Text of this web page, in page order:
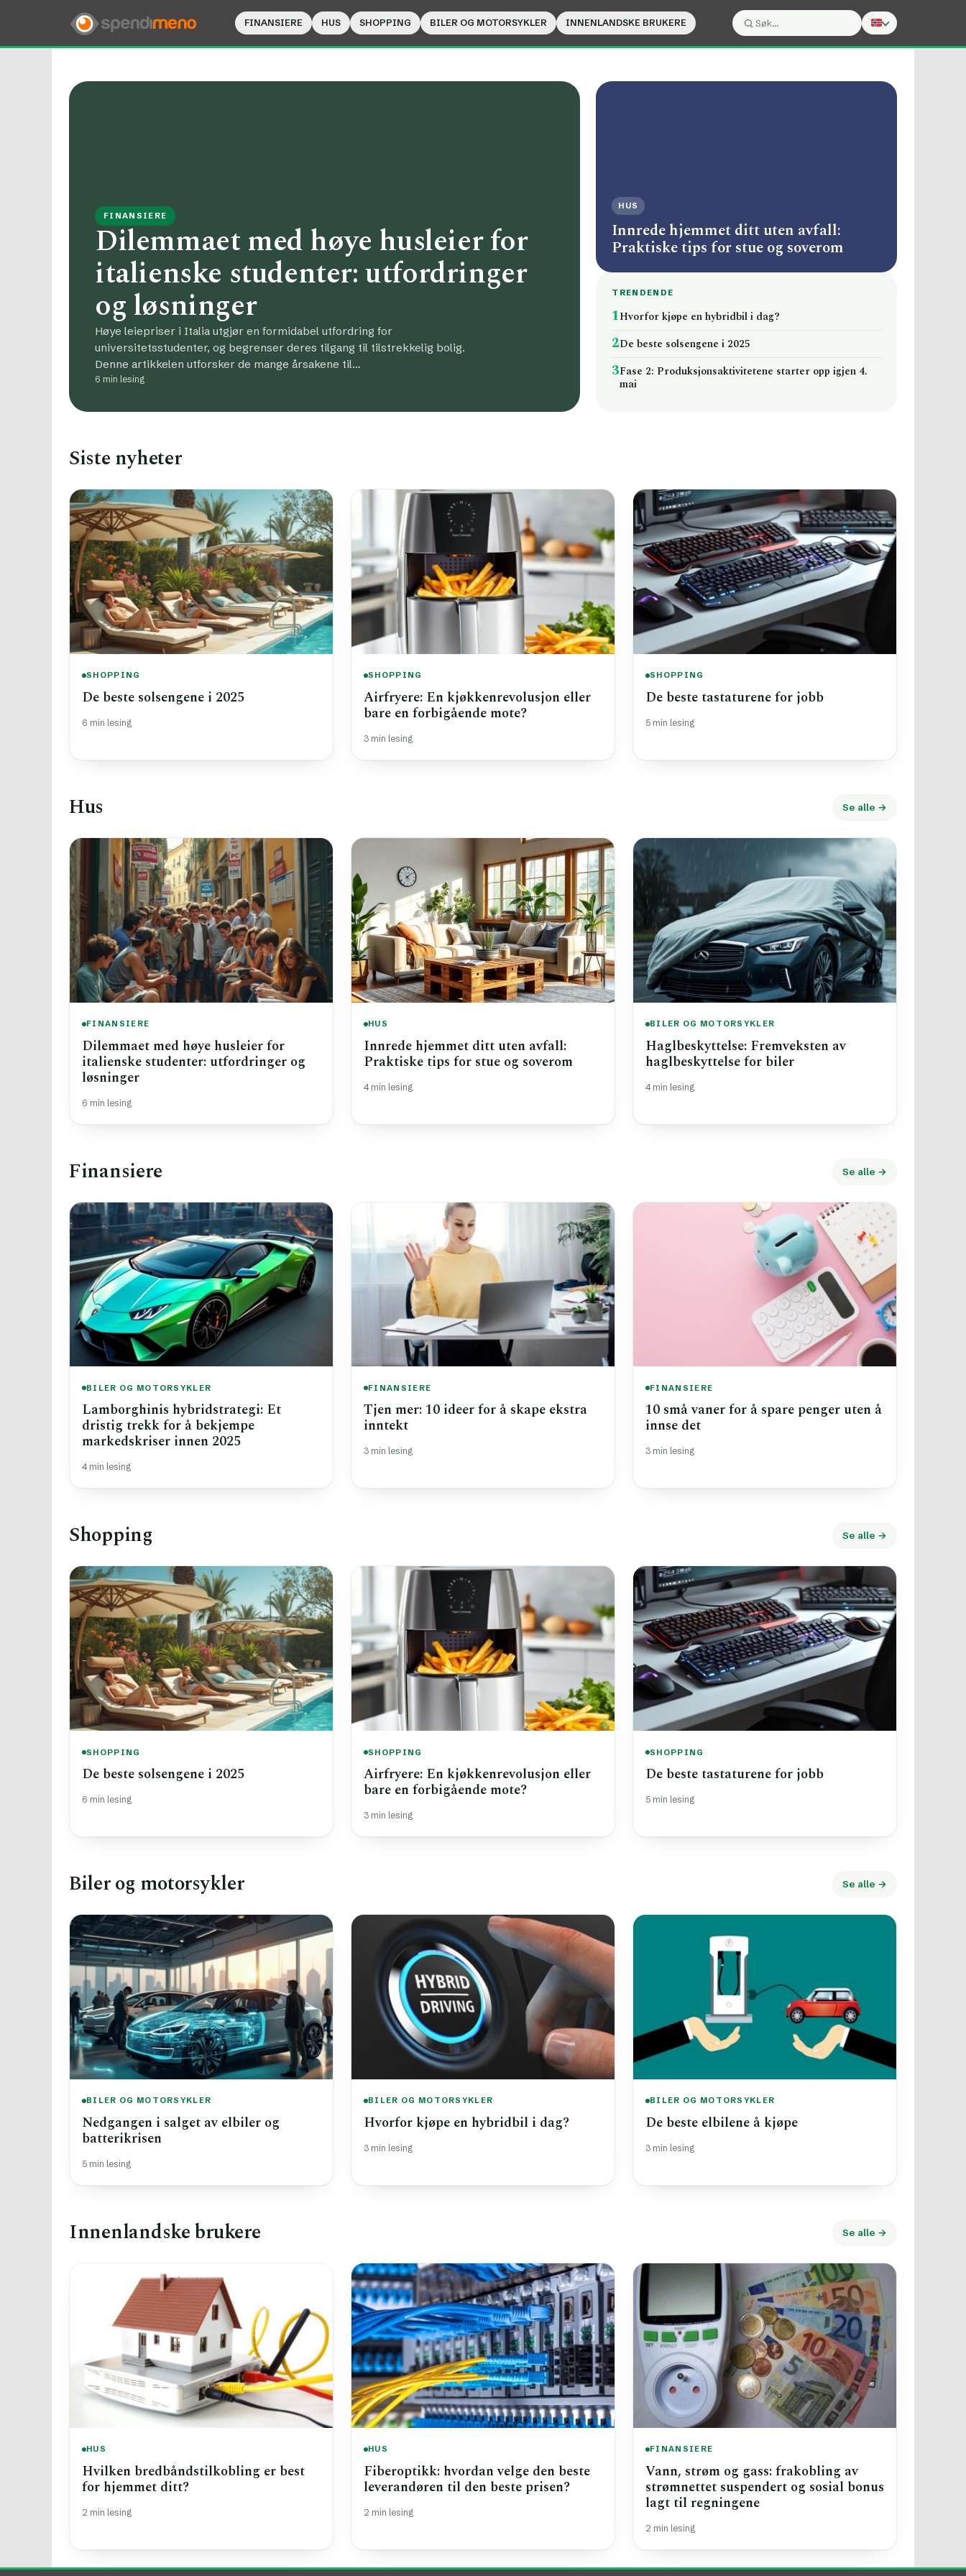
FINANSIERE HUS SHOPPING BILER OG MOTORSYKLER INNENLANDSKE BRUKERE
Søk:
Søk
FINANSIERE
Dilemmaet med høye husleier for
italienske studenter: utfordringer
og løsninger
Høye leiepriser i Italia utgjør en formidabel utfordring for
universitetsstudenter, og begrenser deres tilgang til tilstrekkelig bolig.
Denne artikkelen utforsker de mange årsakene til…
6 min lesing
HUS
Innrede hjemmet ditt uten avfall:
Praktiske tips for stue og soverom
TRENDENDE
1Hvorfor kjøpe en hybridbil i dag?
2De beste solsengene i 2025
3Fase 2: Produksjonsaktivitetene starter opp igjen 4.
mai
Siste nyheter
SHOPPING
De beste solsengene i 2025
6 min lesing
SHOPPING
Airfryere: En kjøkkenrevolusjon eller
bare en forbigående mote?
3 min lesing
SHOPPING
De beste tastaturene for jobb
5 min lesing
Hus Se alle →
FINANSIERE
Dilemmaet med høye husleier for
italienske studenter: utfordringer og
løsninger
6 min lesing
HUS
Innrede hjemmet ditt uten avfall:
Praktiske tips for stue og soverom
4 min lesing
BILER OG MOTORSYKLER
Haglbeskyttelse: Fremveksten av
haglbeskyttelse for biler
4 min lesing
Finansiere Se alle →
BILER OG MOTORSYKLER
Lamborghinis hybridstrategi: Et
dristig trekk for å bekjempe
markedskriser innen 2025
4 min lesing
FINANSIERE
Tjen mer: 10 ideer for å skape ekstra
inntekt
3 min lesing
FINANSIERE
10 små vaner for å spare penger uten å
innse det
3 min lesing
Shopping Se alle →
SHOPPING
De beste solsengene i 2025
6 min lesing
SHOPPING
Airfryere: En kjøkkenrevolusjon eller
bare en forbigående mote?
3 min lesing
SHOPPING
De beste tastaturene for jobb
5 min lesing
Biler og motorsykler Se alle →
BILER OG MOTORSYKLER
Nedgangen i salget av elbiler og
batterikrisen
5 min lesing
BILER OG MOTORSYKLER
Hvorfor kjøpe en hybridbil i dag?
3 min lesing
BILER OG MOTORSYKLER
De beste elbilene å kjøpe
3 min lesing
Innenlandske brukere Se alle →
HUS
Hvilken bredbåndstilkobling er best
for hjemmet ditt?
2 min lesing
HUS
Fiberoptikk: hvordan velge den beste
leverandøren til den beste prisen?
2 min lesing
FINANSIERE
Vann, strøm og gass: frakobling av
strømnettet suspendert og sosial bonus
lagt til regningene
2 min lesing